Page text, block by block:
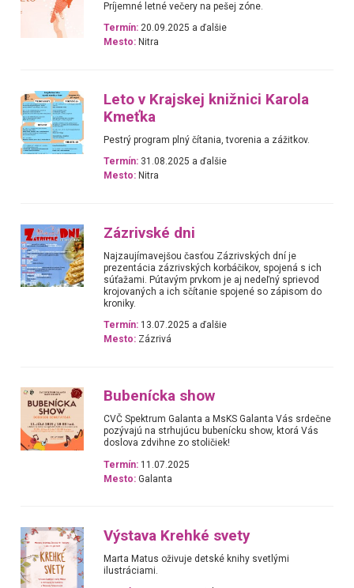
Príjemné letné večery na pešej zóne.
Termín: 20.09.2025 a ďalšie
Mesto: Nitra
Leto v Krajskej knižnici Karola
Kmeťka
Pestrý program plný čítania, tvorenia a zážitkov.
Termín: 31.08.2025 a ďalšie
Mesto: Nitra
Zázrivské dni
Najzaujímavejšou časťou Zázrivských dní je
prezentácia zázrivských korbáčikov, spojená s ich
súťažami. Pútavým prvkom je aj nedeľný sprievod
krojovaných a ich sčítanie spojené so zápisom do
kroniky.
Termín: 13.07.2025 a ďalšie
Mesto: Zázrivá
Bubenícka show
CVČ Spektrum Galanta a MsKS Galanta Vás srdečne
pozývajú na strhujúcu bubenícku show, ktorá Vás
doslova zdvihne zo stoličiek!
Termín: 11.07.2025
Mesto: Galanta
Výstava Krehké svety
Marta Matus oživuje detské knihy svetlými
ilustráciami.